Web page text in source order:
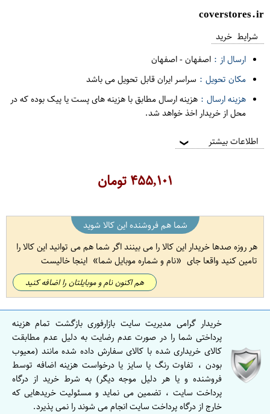
coverstores.ir
شرایط خرید
ارسال از : اصفهان-اصفهان
مکان تحویل : سراسر ایران قابل تحویل می باشد
هزینه ارسال : هزینه ارسال مطابق با هزینه های پست یا پیک بوده که در
محل از خریدار اخذ خواهد شد.
اطلاعات بیشتر ❯
۴۵۵,۱۰۱تومان
شما هم فروشنده این کالا شوید
هر روزه صدها خریدار این کالا را می بینند اگر شما هم می توانید این کالا را
تامین کنید واقعا جای
نام و شماره موبایل شما اینجا خالیست
هم اکنون نام و موبایلتان را اضافه کنید
خریدار گرامی مدیریت سایت بازارفوری بازگشت تمام هزینه
پرداختی شما را در صورت عدم رضایت به دلیل عدم مطابقت
کالای خریداری شده با کالای سفارش داده شده مانند (معیوب
بودن ، تفاوت رنگ یا سایز یا درخواست هزینه اضافه توسط
فروشنده و یا هر دلیل موجه دیگر) به شرط خرید از درگاه
پرداخت سایت ، تضمین می نماید و مسئولیت خریدهایی که
خارج از درگاه پرداخت سایت انجام می شوند را نمی پذیرد.